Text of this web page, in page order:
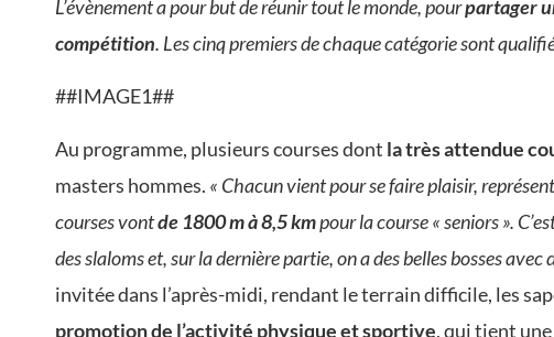
L’évènement a pour but de réunir tout le monde, pourpartager
compétition. Les cinq premiers de chaque catégorie sont
##IMAGE1##
Au programme, plusieurs courses dont la très attendue
masters hommes. « Chacun vient pour se faire plaisir,
courses vontde 1800 m à 8,5 kmpour la course « seniors ».
des slaloms et, sur la dernière partie, on a des belles bosses avec
invitée dans l’après-midi, rendant le terrain difficile, les
promotion de l’activité physique et sportive, qui tient